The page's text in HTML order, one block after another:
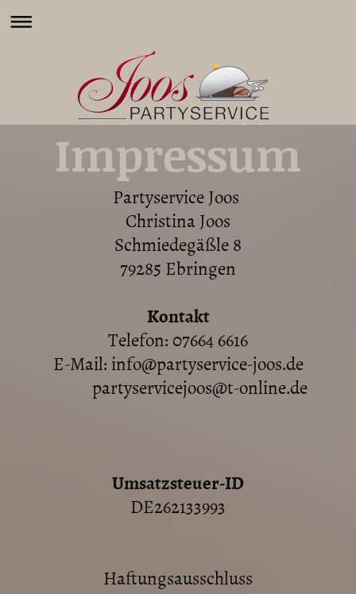
Impressum
Partyservice Joos
Christina Joos
Schmiedegäßle 8
79285 Ebringen
Kontakt
Telefon: 07664 6616
E-Mail: info@partyservice-joos.de
partyservicejoos@t-online.de
Umsatzsteuer-ID
DE262133993
Haftungsausschluss